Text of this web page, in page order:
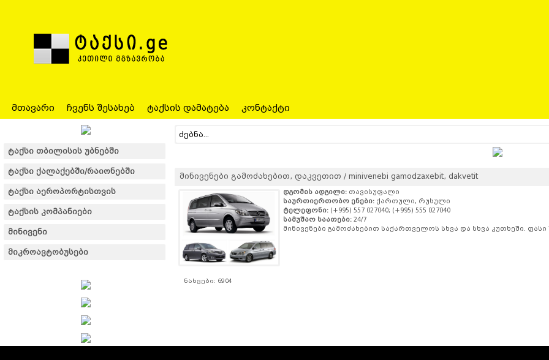
მთავარი ჩვენს შესახებ ტაქსის დამატება კონტაქტი
ტაქსი თბილისის უბნებში
ტაქსი ქალაქებში/რაიონებში
ტაქსი აეროპორტისთვის
ტაქსის კომპანიები
მინივენი
მიკროავტობუსები
მინივენები გამოძახებით, დაკვეთით / minivenebi gamodzaxebit, dakvetit
დგომის ადგილი: თავისუფალი
საურთიერთობო ენები: ქართული, რუსული
ტელეფონი: (+995) 557 027040; (+995) 555 027040
სამუშაო საათები: 24/7
მინივენები გამოძახებით საქართველოს სხვა და სხვა კუთხეში. ფასი
ნახვები: 6904